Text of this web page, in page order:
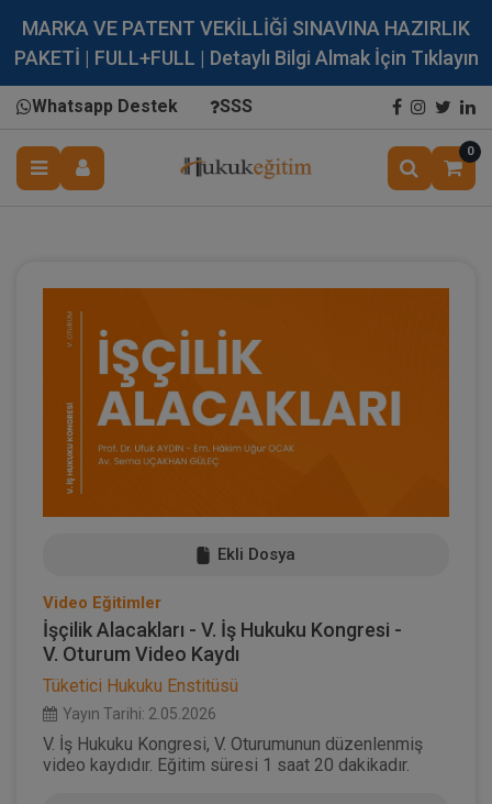
MARKA VE PATENT VEKİLLİĞİ SINAVINA HAZIRLIK
PAKETİ | FULL+FULL | Detaylı Bilgi Almak İçin Tıklayın
Whatsapp Destek SSS
0
Ekli Dosya
Video Eğitimler
İşçilik Alacakları - V. İş Hukuku Kongresi -
V. Oturum Video Kaydı
Tüketici Hukuku Enstitüsü
Yayın Tarihi: 2.05.2026
V. İş Hukuku Kongresi, V. Oturumunun düzenlenmiş
video kaydıdır. Eğitim süresi 1 saat 20 dakikadır.